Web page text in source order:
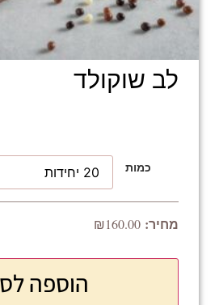
לב שוקולד
כמות
₪160.00
הוספה